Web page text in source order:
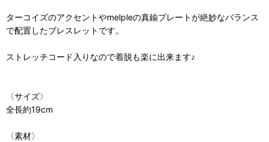
ターコイズのアクセントやmelpleの真鍮プレートが絶妙なバランス
で配置したブレスレットです。
ストレッチコード入りなので着脱も楽に出来ます♪
〈サイズ〉
全長約19cm
〈素材〉